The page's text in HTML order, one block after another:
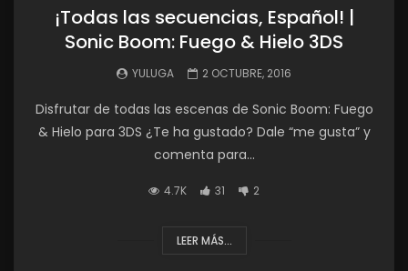
¡Todas las secuencias, Español! |
Sonic Boom: Fuego & Hielo 3DS
YULUGA 2 OCTUBRE, 2016
Disfrutar de todas las escenas de Sonic Boom: Fuego
& Hielo para 3DS ¿Te ha gustado? Dale “me gusta” y
comenta para...
4.7K 31 2
LEER MÁS...